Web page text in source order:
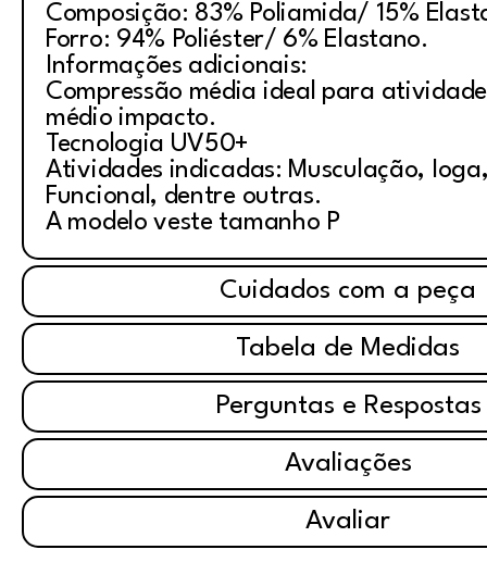
Composição: 83% Poliamida/ 15%
Forro: 94% Poliéster/ 6% Elastano.
Informações adicionais:
Compressão média ideal para
médio impacto.
Tecnologia UV50+
Atividades indicadas: Musculação,
Funcional, dentre outras.
A modelo veste tamanho P
Cuidados com a peça
Tabela de Medidas
Perguntas e Respostas
Avaliações
Avaliar